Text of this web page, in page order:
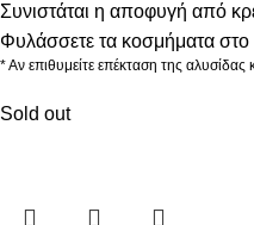
Συνιστάται η αποφυγή από
Φυλάσσετε τα κοσμήματα στο
* Αν επιθυμείτε επέκταση της
Sold out